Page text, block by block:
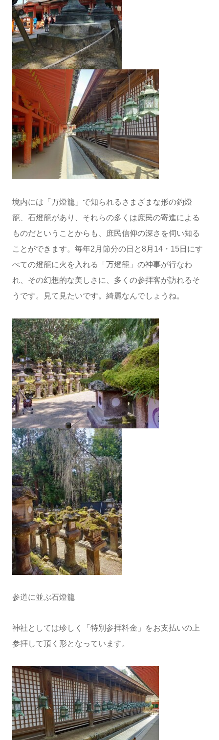
境内には「万燈籠」で知られるさまざまな形の釣燈
籠、石燈籠があり、それらの多くは庶民の寄進による
ものだということからも、庶民信仰の深さを伺い知る
ことができます。毎年2月節分の日と8月14・15日にす
べての燈籠に火を入れる「万燈籠」の神事が行なわ
れ、その幻想的な美しさに、多くの参拝客が訪れるそ
うです。見て見たいです。綺麗なんでしょうね。
参道に並ぶ石燈籠
神社としては珍しく「特別参拝料金」をお支払いの上
参拝して頂く形となっています。